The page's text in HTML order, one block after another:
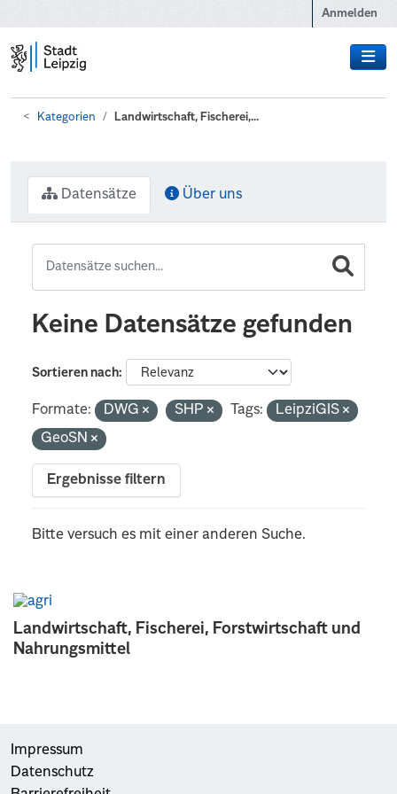
Anmelden
Kategorien Landwirtschaft, Fischerei,...
Landwirtschaft, Fischerei, Forstwirtschaft und
Nahrungsmittel
Datensätze Über uns
Keine Datensätze gefunden
Sortieren nach
Formate: DWG SHP Tags:
LeipziGIS
GeoSN
Ergebnisse filtern
Bitte versuch es mit einer anderen Suche.
Impressum
Datenschutz